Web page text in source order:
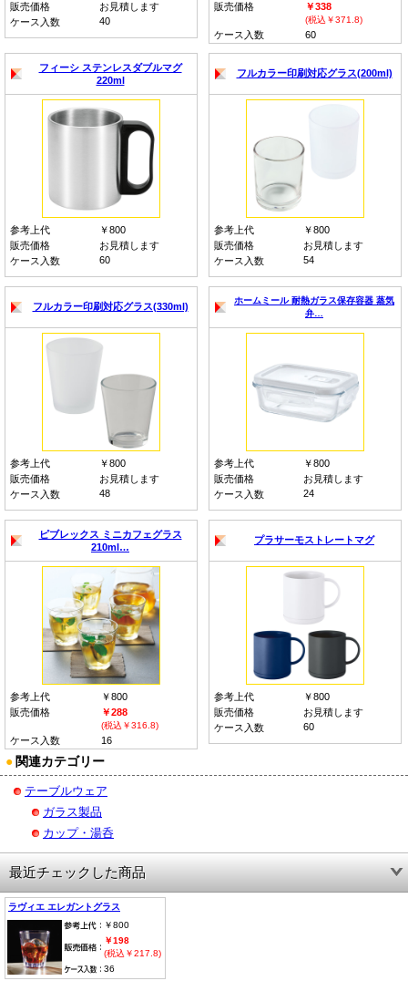
販売価格
お見積します
ケース入数
40
販売価格
￥338
(税込￥371.8)
ケース入数 60
フィーシ ステンレスダブルマグ
220ml
参考上代
￥800
販売価格
お見積します
ケース入数
60
フルカラー印刷対応グラス(200ml)
参考上代
￥800
販売価格
お見積します
ケース入数
54
フルカラー印刷対応グラス(330ml)
参考上代
￥800
販売価格
お見積します
ケース入数
48
ホームミール 耐熱ガラス保存容器 蒸気
弁…
参考上代
￥800
販売価格
お見積します
ケース入数
24
ピブレックス ミニカフェグラス
210ml…
参考上代
￥800
販売価格
￥288
(税込￥316.8)
ケース入数 16
プラサーモストレートマグ
参考上代
￥800
販売価格
お見積します
ケース入数
60
● 関連カテゴリー
テーブルウェア
ガラス製品
カップ・湯呑
最近チェックした商品
ラヴィエ エレガントグラス
￥800
￥198
(税込￥217.8)
36